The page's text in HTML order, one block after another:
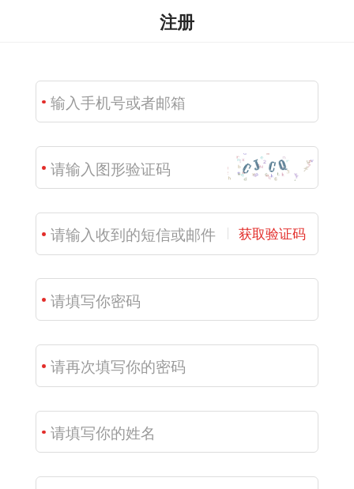
注册
获取验证码